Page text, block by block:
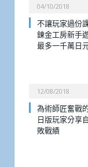
04/10/2018
不讓玩家過份
鍊金工房新手
最多一千萬日
12/08/2018
為術師匠奮戰
日版玩家分享
敗戰績